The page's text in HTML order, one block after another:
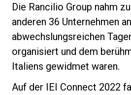
Die Rancilio Group nahm
anderen 36 Unternehmen
abwechslungsreichen
organisiert und dem
Italiens gewidmet waren.
Auf der IEI Connect 2022
Kontaktieren Sie uns